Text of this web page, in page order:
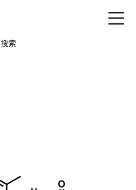
搜索